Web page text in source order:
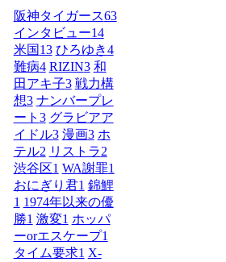
阪神タイガース63
インタビュー14
米国13 ひろゆき4
難病4 RIZIN3 和
田アキ子3 戦力構
想3 ナンバープレ
ート 3 グラビアア
イドル3 漫画3 ホ
テル2 リストラ2
渋谷区1 WA謝罪1
おにぎり君1 錦鯉
1 1974年以来の優
勝1 激変1 ホッパ
ーorエスケープ1
タイム要求1 X-